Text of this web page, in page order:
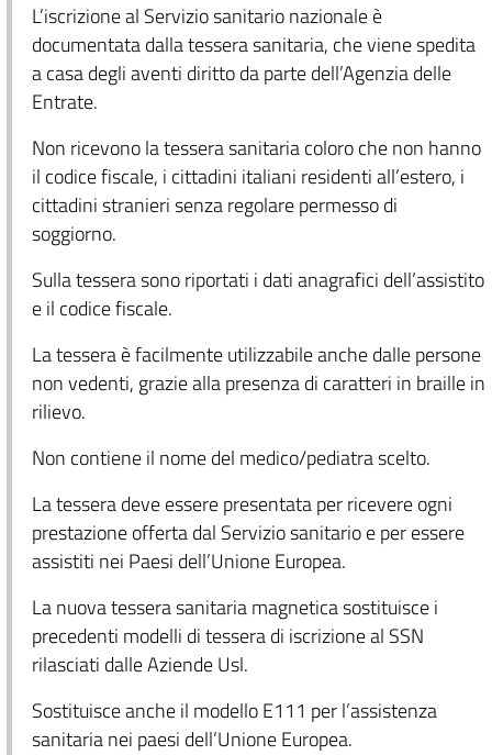
L’iscrizione al Servizio sanitario nazionale è
documentata dalla tessera sanitaria, che viene spedita
a casa degli aventi diritto da parte dell’Agenzia delle
Entrate.
Non ricevono la tessera sanitaria coloro che non hanno
il codice fiscale, i cittadini italiani residenti all’estero, i
cittadini stranieri senza regolare permesso di
soggiorno.
Sulla tessera sono riportati i dati anagrafici dell’assistito
e il codice fiscale.
La tessera è facilmente utilizzabile anche dalle persone
non vedenti, grazie alla presenza di caratteri in braille in
rilievo.
Non contiene il nome del medico/pediatra scelto.
La tessera deve essere presentata per ricevere ogni
prestazione offerta dal Servizio sanitario e per essere
assistiti nei Paesi dell’Unione Europea.
La nuova tessera sanitaria magnetica sostituisce i
precedenti modelli di tessera di iscrizione al SSN
rilasciati dalle Aziende Usl.
Sostituisce anche il modello E111 per l’assistenza
sanitaria nei paesi dell’Unione Europea.